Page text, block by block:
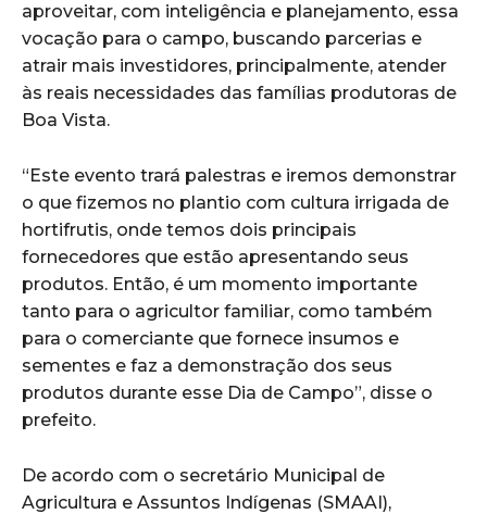
aproveitar, com inteligência e planejamento, essa
vocação para o campo, buscando parcerias e
atrair mais investidores, principalmente, atender
às reais necessidades das famílias produtoras de
Boa Vista.
“Este evento trará palestras e iremos demonstrar
o que fizemos no plantio com cultura irrigada de
hortifrutis, onde temos dois principais
fornecedores que estão apresentando seus
produtos. Então, é um momento importante
tanto para o agricultor familiar, como também
para o comerciante que fornece insumos e
sementes e faz a demonstração dos seus
produtos durante esse Dia de Campo”, disse o
prefeito.
De acordo com o secretário Municipal de
Agricultura e Assuntos Indígenas (SMAAI),